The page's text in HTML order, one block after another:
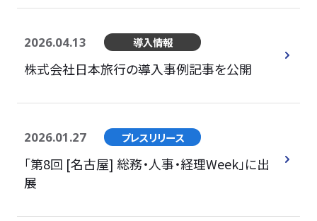
2026.04.13 導入情報
株式会社日本旅行の導入事例記事を公開
2026.01.27 プレスリリース
「第8回 [名古屋] 総務・人事・経理Week」に出
展